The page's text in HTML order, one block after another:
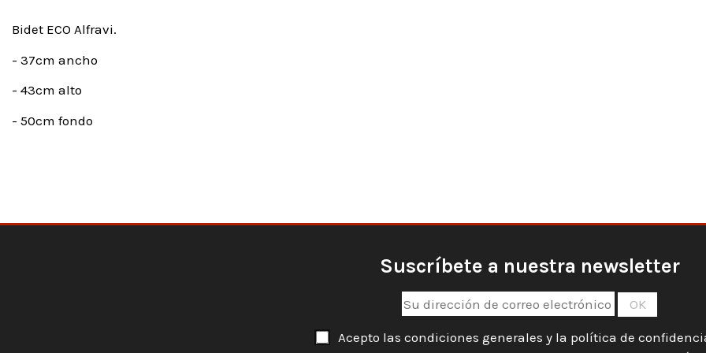
Bidet ECO Alfravi.
- 37cm ancho
- 43cm alto
- 50cm fondo
Suscríbete a nuestra newsletter
Acepto las condiciones generales y la política de